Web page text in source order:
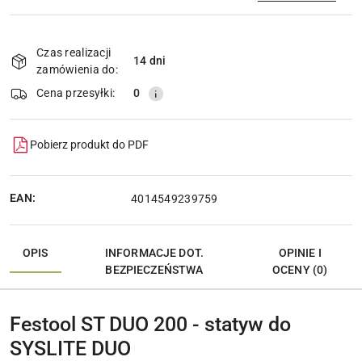
Wyślij
dostawa
Czas realizacji
zamówienia do:
14 dni
Cena przesyłki: 0
Pobierz produkt do PDF
EAN: 4014549239759
OPIS
INFORMACJE DOT.
BEZPIECZEŃSTWA
OPINIE I
OCENY (0)
Festool ST DUO 200 - statyw do
SYSLITE DUO